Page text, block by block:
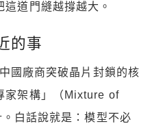
道門縫越撐越大。
的事
國廠商突破晶片封鎖的核
家架構」（Mixture of
白話說就是：模型不必